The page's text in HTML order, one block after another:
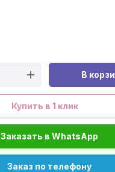
В
Купить в 1 клик
Заказать в WhatsApp
Заказ по телефону